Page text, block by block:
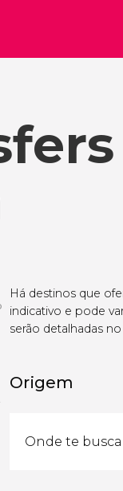
Há destinos que
indicativo e pode
serão detalhadas
Origem